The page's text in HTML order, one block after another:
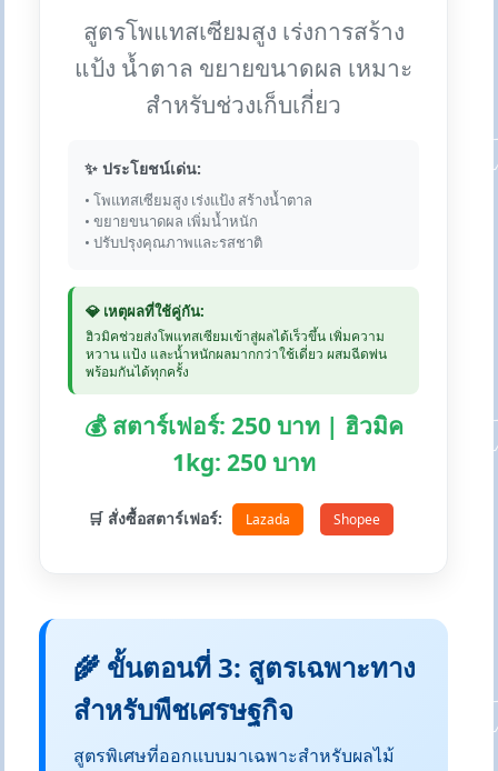
สูตรโพแทสเซียมสูง เร่งการสร้าง
แป้ง น้ำตาล ขยายขนาดผล เหมาะ
สำหรับช่วงเก็บเกี่ยว
✨ ประโยชน์เด่น:
• โพแทสเซียมสูง เร่งแป้ง สร้างน้ำตาล
• ขยายขนาดผล เพิ่มน้ำหนัก
• ปรับปรุงคุณภาพและรสชาติ
💎 เหตุผลที่ใช้คู่กัน:
ฮิวมิคช่วยส่งโพแทสเซียมเข้าสู่ผลได้เร็วขึ้น เพิ่มความ
หวาน แป้ง และน้ำหนักผลมากกว่าใช้เดี่ยว ผสมฉีดพ่น
พร้อมกันได้ทุกครั้ง
💰 สตาร์เฟอร์: 250 บาท | ฮิวมิค
1kg: 250 บาท
🛒 สั่งซื้อสตาร์เฟอร์: Lazada Shopee
🌾 ขั้นตอนที่ 3: สูตรเฉพาะทาง
สำหรับพืชเศรษฐกิจ
สูตรพิเศษที่ออกแบบมาเฉพาะสำหรับผลไม้